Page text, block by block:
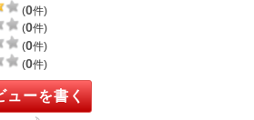
(0件)
(0件)
(0件)
(0件)
ューを書く